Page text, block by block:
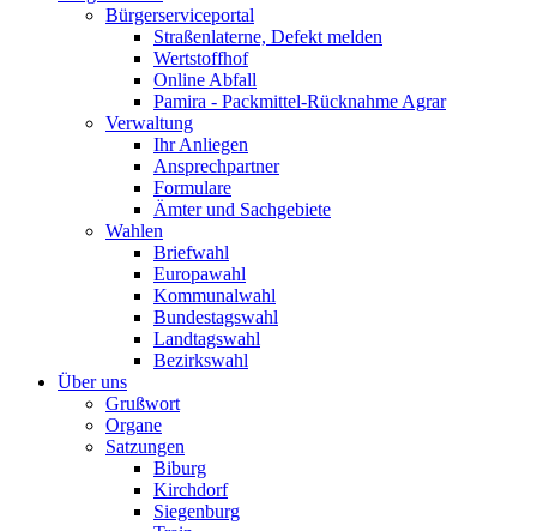
Bürgerserviceportal
Straßenlaterne, Defekt melden
Wertstoffhof
Online Abfall
Pamira - Packmittel-Rücknahme Agrar
Verwaltung
Ihr Anliegen
Ansprechpartner
Formulare
Ämter und Sachgebiete
Wahlen
Briefwahl
Europawahl
Kommunalwahl
Bundestagswahl
Landtagswahl
Bezirkswahl
Über uns
Grußwort
Organe
Satzungen
Biburg
Kirchdorf
Siegenburg